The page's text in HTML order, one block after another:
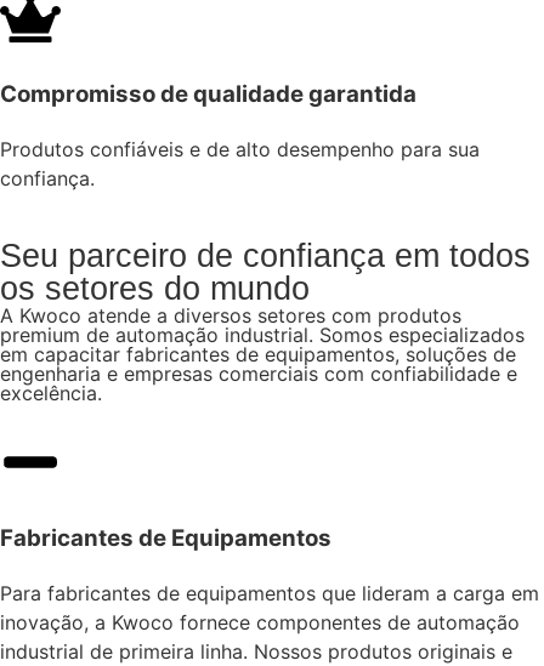
Compromisso de qualidade garantida
Produtos confiáveis e de alto desempenho para sua
confiança.
Seu parceiro de confiança em todos
os setores do mundo
A Kwoco atende a diversos setores com produtos
premium de automação industrial. Somos especializados
em capacitar fabricantes de equipamentos, soluções de
engenharia e empresas comerciais com confiabilidade e
excelência.
Fabricantes de Equipamentos
Para fabricantes de equipamentos que lideram a carga em
inovação, a Kwoco fornece componentes de automação
industrial de primeira linha. Nossos produtos originais e